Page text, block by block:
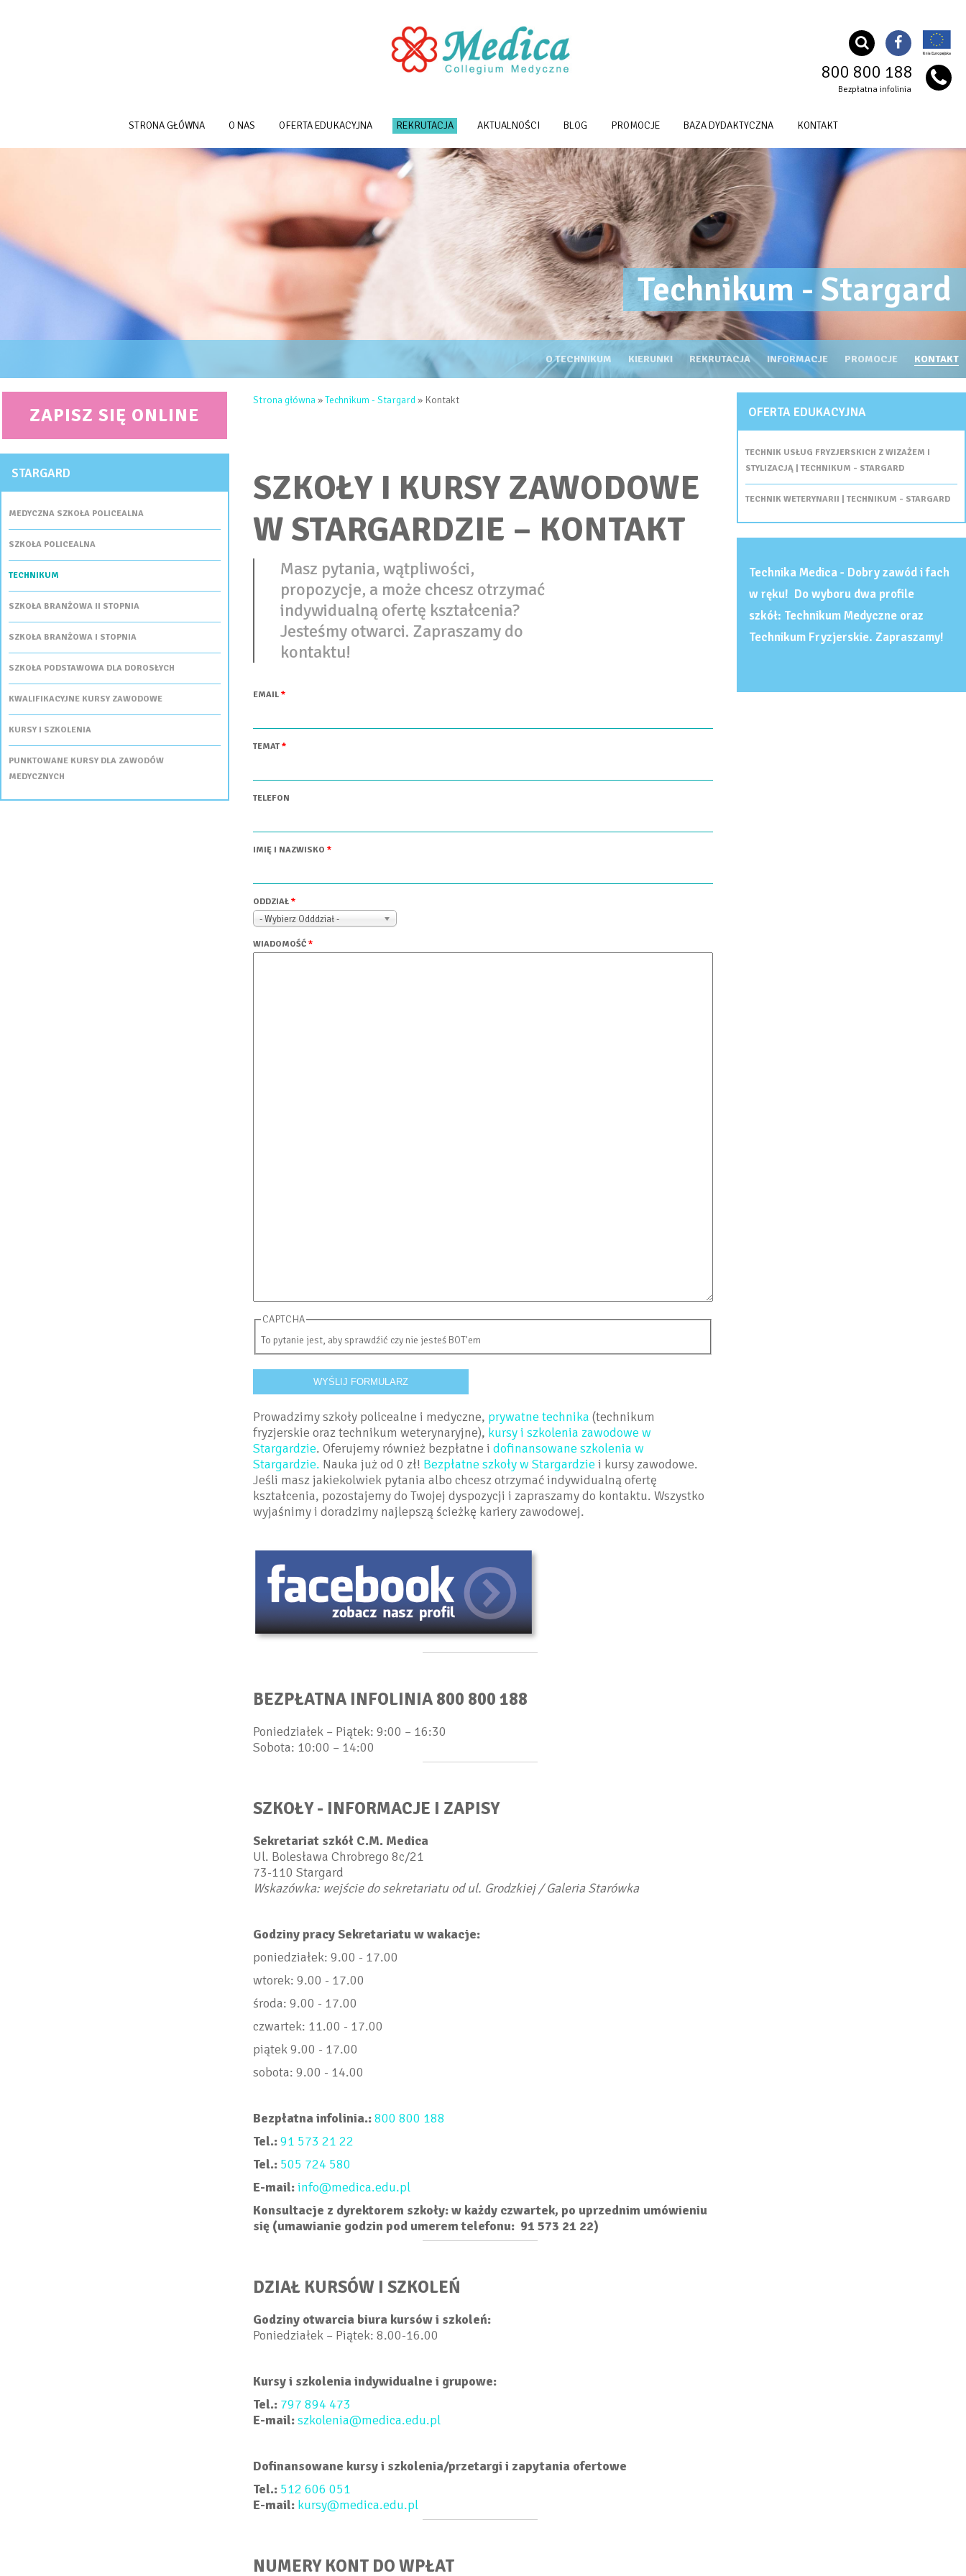
800 800 188
Bezpłatna infolinia
STRONA GŁÓWNA O NAS OFERTA EDUKACYJNA REKRUTACJA AKTUALNOŚCI BLOG PROMOCJE BAZA DYDAKTYCZNA KONTAKT
OG Szkoła Nazwa
Technikum - Stargard
O TECHNIKUM
KIERUNKI REKRUTACJA INFORMACJE PROMOCJE KONTAKT
ZAPISZ SIĘ ONLINE
STARGARD
MEDYCZNA SZKOŁA POLICEALNA
SZKOŁA POLICEALNA
TECHNIKUM
SZKOŁA BRANŻOWA II STOPNIA
SZKOŁA BRANŻOWA I STOPNIA
SZKOŁA PODSTAWOWA DLA DOROSŁYCH
KWALIFIKACYJNE KURSY ZAWODOWE
KURSY I SZKOLENIA
PUNKTOWANE KURSY DLA ZAWODÓW
MEDYCZNYCH
JESTEŚ TUTAJ
Strona główna»Technikum - Stargard» Kontakt
SZKOŁY I KURSY ZAWODOWE
W STARGARDZIE – KONTAKT
Masz pytania, wątpliwości,
propozycje, a może chcesz otrzymać
indywidualną ofertę kształcenia?
Jesteśmy otwarci. Zapraszamy do
kontaktu!
EMAIL *
TEMAT *
TELEFON
IMIĘ I NAZWISKO *
ODDZIAŁ *
- Wybierz Odddział -
WIADOMOŚĆ *
CAPTCHA
To pytanie jest, aby sprawdźić czy nie jesteś BOT'em
Prowadzimy szkoły policealne i medyczne, prywatne technika (technikum
fryzjerskie oraz technikum weterynaryjne), kursy i szkolenia zawodowe w
Stargardzie. Oferujemy również bezpłatne i dofinansowane szkolenia w
Stargardzie. Nauka już od 0 zł! Bezpłatne szkoły w Stargardzie i kursy zawodowe.
Jeśli masz jakiekolwiek pytania albo chcesz otrzymać indywidualną ofertę
kształcenia, pozostajemy do Twojej dyspozycji i zapraszamy do kontaktu. Wszystko
wyjaśnimy i doradzimy najlepszą ścieżkę kariery zawodowej.
BEZPŁATNA INFOLINIA 800 800 188
Poniedziałek – Piątek: 9:00 – 16:30
Sobota: 10:00 – 14:00
SZKOŁY - INFORMACJE I ZAPISY
Sekretariat szkół C.M. Medica
Ul. Bolesława Chrobrego 8c/21
73-110 Stargard
Wskazówka: wejście do sekretariatu od ul. Grodzkiej/ Galeria Starówka
Godziny pracy Sekretariatu w wakacje:
poniedziałek: 9.00 - 17.00
wtorek: 9.00 - 17.00
środa: 9.00 - 17.00
czwartek: 11.00 - 17.00
piątek 9.00 - 17.00
sobota: 9.00 - 14.00
Bezpłatna infolinia.:800 800 188
Tel.:91 573 21 22
Tel.: 505 724 580
E-mail:info@medica.edu.pl
Konsultacje z dyrektorem szkoły: w każdy czwartek, po uprzednim umówieniu
się (umawianie godzin pod umerem telefonu: 91 573 21 22)
DZIAŁ KURSÓW I SZKOLEŃ
Godziny otwarcia biura kursów i szkoleń:
Poniedziałek – Piątek: 8.00-16.00
Kursy i szkolenia indywidualne i grupowe:
Tel.: 797 894 473
E-mail:szkolenia@medica.edu.pl
Dofinansowane kursy i szkolenia/przetargi i zapytania ofertowe
Tel.: 512 606 051
E-mail: kursy@medica.edu.pl
NUMERY KONT DO WPŁAT
OFERTA EDUKACYJNA
TECHNIK USŁUG FRYZJERSKICH Z WIZAŻEM I
STYLIZACJĄ | TECHNIKUM - STARGARD
TECHNIK WETERYNARII | TECHNIKUM - STARGARD
Technika Medica - Dobry zawód i fach
w ręku! Do wyboru dwa profile
szkół: Technikum Medyczne oraz
Technikum Fryzjerskie. Zapraszamy!